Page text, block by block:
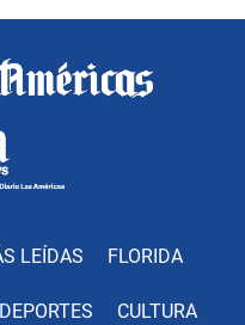
LEÍDAS FLORIDA
DEPORTES CULTURA